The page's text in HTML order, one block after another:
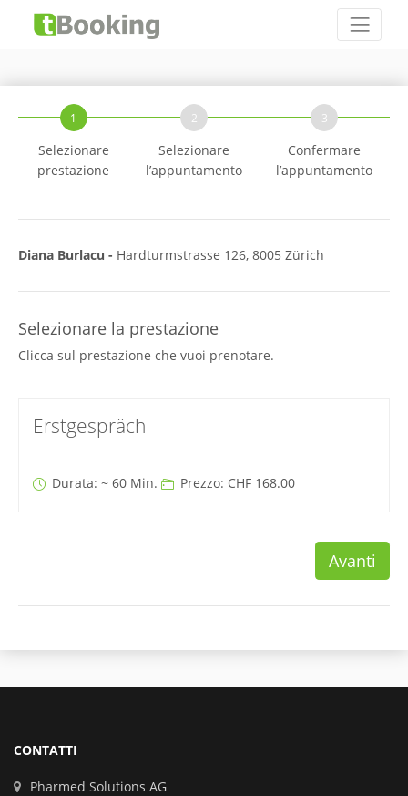
1
Selezionare
prestazione
2
Selezionare
l’appuntamento
3
Confermare
l’appuntamento
Diana Burlacu - Hardturmstrasse 126, 8005 Zürich
Selezionare la prestazione
Clicca sul prestazione che vuoi prenotare.
Erstgespräch
Durata: ~ 60 Min. Prezzo: CHF 168.00
Avanti
CONTATTI
Pharmed Solutions AG